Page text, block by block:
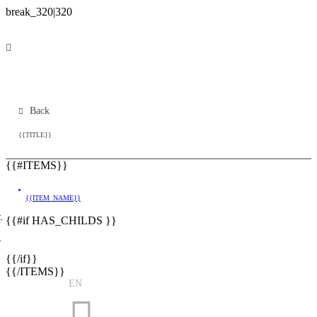
Back
{{TITLE}}
{{#ITEMS}}
{{ITEM_NAME}}
{{#if HAS_CHILDS }}
{{/if}}
{{/ITEMS}}
EN